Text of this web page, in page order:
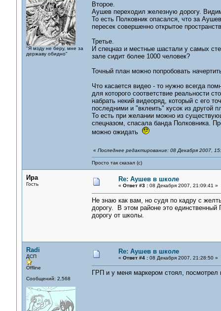
"Я мзду не беру, мне за
державу обидно"
Второе.
Аушев переходил железную дорогу.
То есть Полковник опасался, что за
пересек совершенно открытое
Третье.
И спецназ и местные шастали у самых
зале сидит более 1000 человек?
Точный план можно попробовать
Что касается видео - то нужно всегда
для которого соответствие реальности
набрать некий видеоряд, который с его
последними и "вклеить" кусок из другой
То есть при желании можно из
спецназом, спасала банда Полковника.
можно ожидать
« Последнее редактирование: 08 Декабря 2007,
Просто так сказал (с)
Ира
Гость
Re: Аушев в школе
« Ответ #3 :08 Декабря 2007, 21:09:41 »
Не знаю как вам, но судя по кадру с
дорогу. В этом районе это
дорогу от школы.
Radi
ДСП
Offline
Сообщений: 2,568
Re: Аушев в школе
« Ответ #4 :08 Декабря 2007, 21:28:50 »
ГРП и у меня маркером стоял, посмотрел